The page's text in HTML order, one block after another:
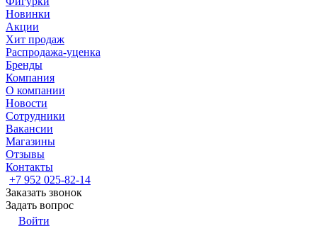
Новинки
Акции
Хит продаж
Распродажа-уценка
Бренды
Компания
О компании
Новости
Сотрудники
Вакансии
Магазины
Отзывы
Контакты
+7 952 025-82-14
Заказать звонок
Задать вопрос
Войти